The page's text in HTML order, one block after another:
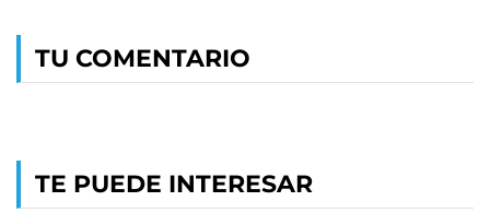
TU COMENTARIO
TE PUEDE INTERESAR